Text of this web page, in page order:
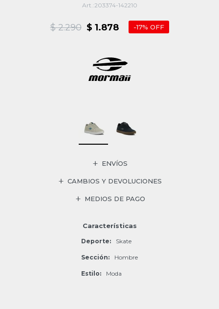
203374-142210
$ 1.878
$ 2.290 17
ENVÍOS
CAMBIOS Y DEVOLUCIONES
MEDIOS DE PAGO
Características
Deporte Skate
Sección Hombre
Estilo Moda